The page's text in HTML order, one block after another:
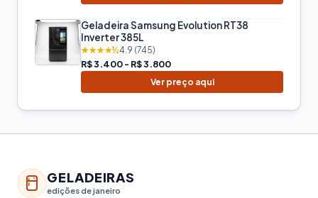
Geladeira Samsung Evolution RT38
Inverter 385L
★★★★½4.9 (745)
R$ 3.400 - R$ 3.800
Ver preço aqui
GELADEIRAS
edições de janeiro